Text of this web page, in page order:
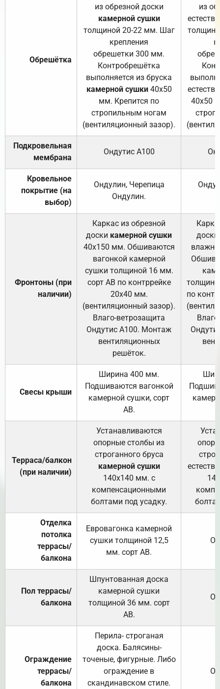
Обрешётка
из обрезной доски
камерной сушки
толщиной 20-22 мм. Шаг
крепления
обрешетки 300 мм.
Контробрешётка
выполняется из бруска
камерной сушки40х50
мм. Крепится по
стропильным ногам
(вентиляционный зазор).
из
40х50
Подкровельная
мембрана
Ондутис А100
Кровельное
покрытие (на
выбор)
Ондулин, Черепица
Ондулин.
Фронтоны (при
наличии)
Каркас из обрезной
доски камерной сушки
40х150 мм. Обшиваются
вагонкой камерной
сушки толщиной 16 мм.
сорт АВ по контррейке
20х40 мм.
(вентиляционный зазор).
Влаго-ветрозащита
Ондутис А100. Монтаж
вентиляционных
решёток.
доски
по
Свесы крыши
Ширина 400 мм.
Подшиваются вагонкой
камерной сушки, сорт
АВ.
Терраса/балкон
(при наличии)
Устанавливаются
опорные столбы из
строганного бруса
камерной сушки
140х140 мм. с
компенсационными
болтами под усадку.
Отделка
потолка
террасы/
балкона
Евровагонка камерной
сушки толщиной 12,5
мм. сорт АВ.
Пол террасы/
балкона
Шпунтованная доска
камерной сушки
толщиной 36 мм. сорт
АВ.
Ограждение
террасы/
балкона
Перила- строганая
доска. Балясины-
точеные, фигурные. Либо
ограждение в
скандинавском стиле.